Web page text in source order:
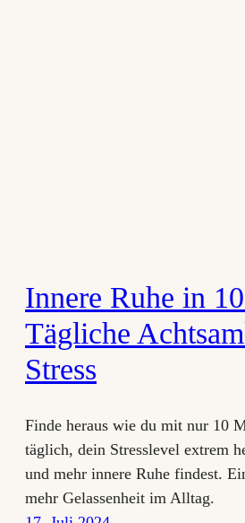
Innere Ruhe in
Tägliche
Stress
Finde heraus wie du mit nur 10
täglich, dein Stresslevel extrem
und mehr innere Ruhe findest.
mehr Gelassenheit im Alltag.